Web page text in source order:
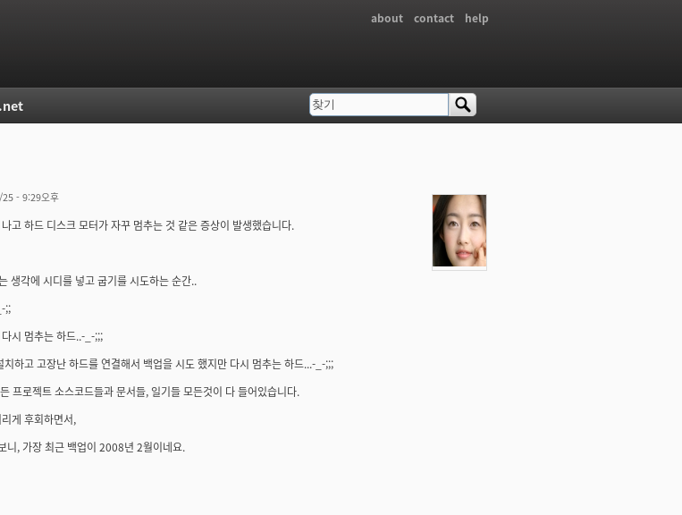
about contact help
- 9:29오후
고 하드 디스크 모터가 자꾸 멈추는 것 같은 증상이 발생했습니다.
생각에 시디를 넣고 굽기를 시도하는 순간..
;;
시 멈추는 하드..-_-;;;
하고 고장난 하드를 연결해서 백업을 시도 했지만 다시 멈추는 하드...-_-;;;
프로젝트 소스코드들과 문서들, 일기들 모든것이 다 들어있습니다.
게 후회하면서,
니, 가장 최근 백업이 2008년 2월이네요.
검색 폼
찾기